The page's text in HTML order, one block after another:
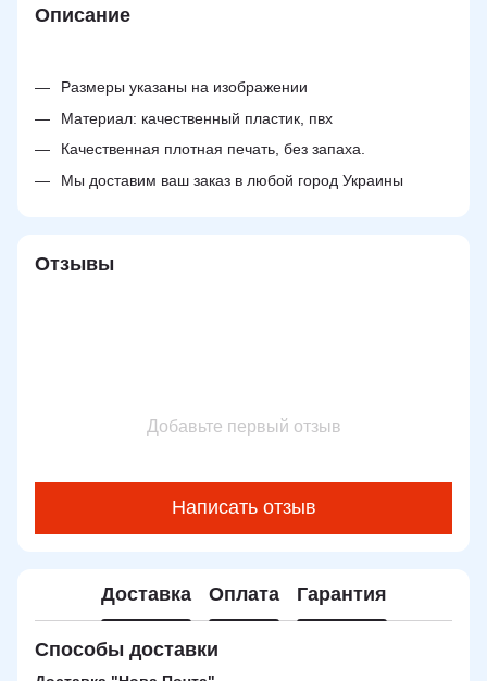
Описание
Размеры указаны на изображении
Материал: качественный пластик, пвх
Качественная плотная печать, без запаха.
Мы доставим ваш заказ в любой город Украины
Отзывы
Добавьте первый отзыв
Написать отзыв
Доставка Оплата Гарантия
Способы доставки